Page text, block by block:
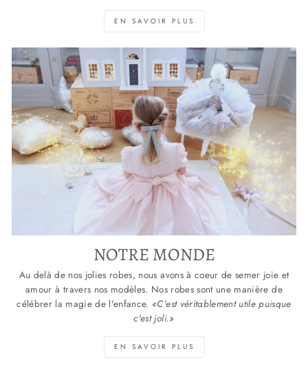
EN SAVOIR PLUS
NOTRE MONDE
Au delà de nos jolies robes, nous avons à coeur de semer joie et
amour à travers nos modèles. Nos robes sont une manière de
célébrer la magie de l'enfance. «C'est véritablement utile puisque
c'est joli.»
EN SAVOIR PLUS